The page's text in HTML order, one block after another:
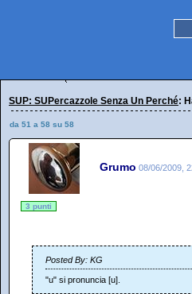
SUP: SUPercazzole Senza Un Perché:
da 51 a 58 su 58
Grumo 08/06/2009,
3 punti
Posted By: KG
"u" si pronuncia [u].